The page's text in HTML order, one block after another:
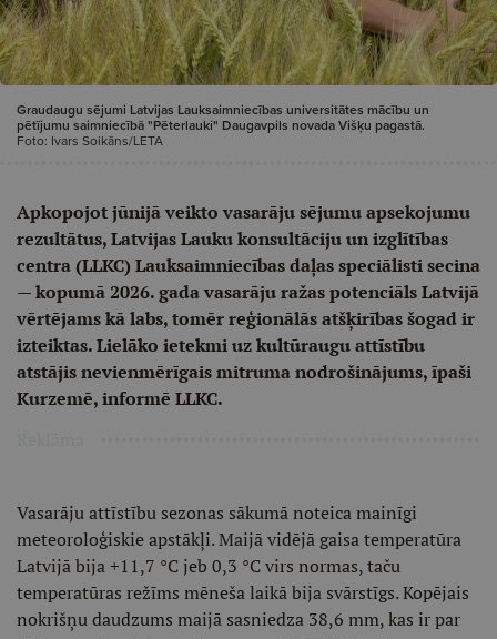
Graudaugu sējumi Latvijas Lauksaimniecības universitātes mācību un
pētījumu saimniecībā "Pēterlauki" Daugavpils novada Višķu pagastā.
Foto: Ivars Soikāns/LETA
Apkopojot jūnijā veikto vasarāju sējumu apsekojumu
rezultātus, Latvijas Lauku konsultāciju un izglītības
centra (LLKC) Lauksaimniecības daļas speciālisti secina
— kopumā 2026. gada vasarāju ražas potenciāls Latvijā
vērtējams kā labs, tomēr reģionālās atšķirības šogad ir
izteiktas. Lielāko ietekmi uz kultūraugu attīstību
atstājis nevienmērīgais mitruma nodrošinājums, īpaši
Kurzemē, informē LLKC.
Vasarāju attīstību sezonas sākumā noteica mainīgi
meteoroloģiskie apstākļi. Maijā vidējā gaisa temperatūra
Latvijā bija +11,7 °C jeb 0,3 °C virs normas, taču
temperatūras režīms mēneša laikā bija svārstīgs. Kopējais
nokrišņu daudzums maijā sasniedza 38,6 mm, kas ir par